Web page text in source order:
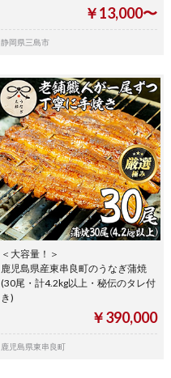
￥13,000〜
静岡県三島市
＜大容量！＞
鹿児島県産東串良町のうなぎ蒲焼
(30尾・計4.2kg以上・秘伝のタレ付
き)
￥390,000
鹿児島県東串良町